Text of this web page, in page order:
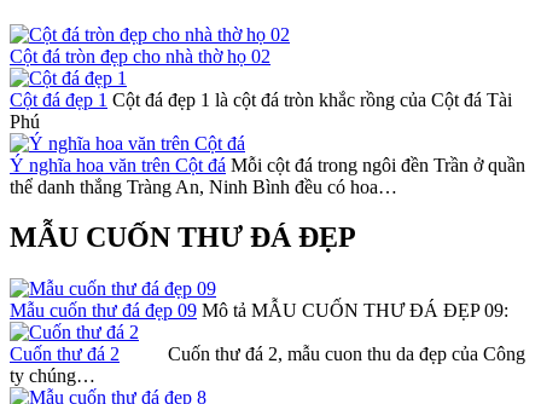
Cột đá tròn đẹp cho nhà thờ họ 02
Cột đá đẹp 1 Cột đá đẹp 1 là cột đá tròn khắc rồng của Cột đá Tài
Phú
Ý nghĩa hoa văn trên Cột đá Mỗi cột đá trong ngôi đền Trần ở quần
thể danh thắng Tràng An, Ninh Bình đều có hoa…
MẪU CUỐN THƯ ĐÁ ĐẸP
Mẫu cuốn thư đá đẹp 09 Mô tả MẪU CUỐN THƯ ĐÁ ĐẸP 09:
Cuốn thư đá 2 Cuốn thư đá 2, mẫu cuon thu da đẹp của Công
ty chúng…